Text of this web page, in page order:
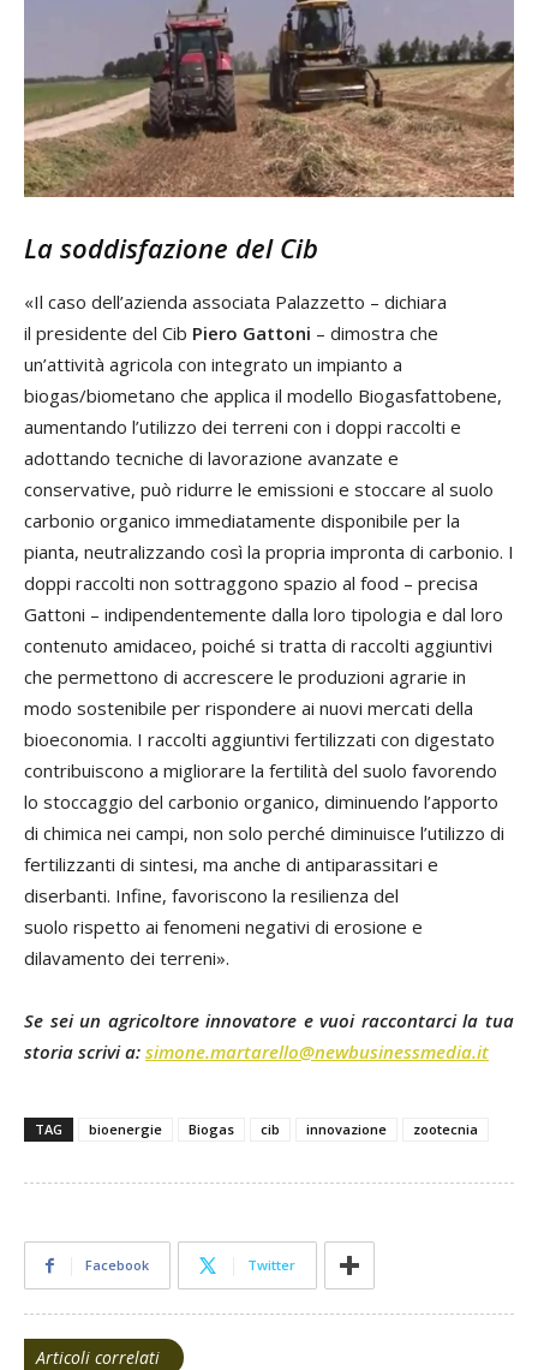
La soddisfazione del Cib
«Il caso dell’azienda associata Palazzetto – dichiara
il presidente del Cib Piero Gattoni – dimostra che
un’attività agricola con integrato un impianto a
biogas/biometano che applica il modello Biogasfattobene,
aumentando l’utilizzo dei terreni con i doppi raccolti e
adottando tecniche di lavorazione avanzate e
conservative, può ridurre le emissioni e stoccare al suolo
carbonio organico immediatamente disponibile per la
pianta, neutralizzando così la propria impronta di carbonio. I
doppi raccolti non sottraggono spazio al food – precisa
Gattoni – indipendentemente dalla loro tipologia e dal loro
contenuto amidaceo, poiché si tratta di raccolti aggiuntivi
che permettono di accrescere le produzioni agrarie in
modo sostenibile per rispondere ai nuovi mercati della
bioeconomia. I raccolti aggiuntivi fertilizzati con digestato
contribuiscono a migliorare la fertilità del suolo favorendo
lo stoccaggio del carbonio organico, diminuendo l’apporto
di chimica nei campi, non solo perché diminuisce l’utilizzo di
fertilizzanti di sintesi, ma anche di antiparassitari e
diserbanti. Infine, favoriscono la resilienza del
suolo rispetto ai fenomeni negativi di erosione e
dilavamento dei terreni».
Se sei un agricoltore innovatore e vuoi raccontarci la tua
storia scrivi a: simone.martarello@newbusinessmedia.it
TAG bioenergie Biogas cib innovazione zootecnia
Facebook Twitter
Articoli correlati